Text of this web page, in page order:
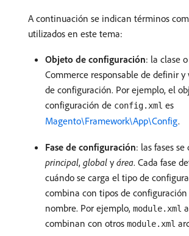
A continuación se indican términos
utilizados en este tema:
Objeto de configuración: la clase
Commerce responsable de definir
de configuración. Por ejemplo, el
configuración de config.xml es
Magento\Framework\App\Config.
Fase de configuración: las fases
principal, global yárea. Cada fase
cuándo se carga el tipo de
combina con tipos de
nombre. Por ejemplo, module.xml
combinan con otros module.xml